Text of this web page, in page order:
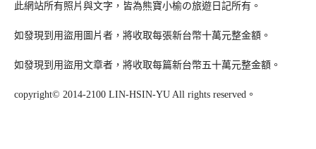
此網站所有照片與文字，皆為熊寶小榆の旅遊日記所有。
如發現到用盜用圖片者，將收取每張新台幣十萬元整金額。
如發現到用盜用文章者，將收取每篇新台幣五十萬元整金額。
copyright© 2014-2100 LIN-HSIN-YU All rights reserved。